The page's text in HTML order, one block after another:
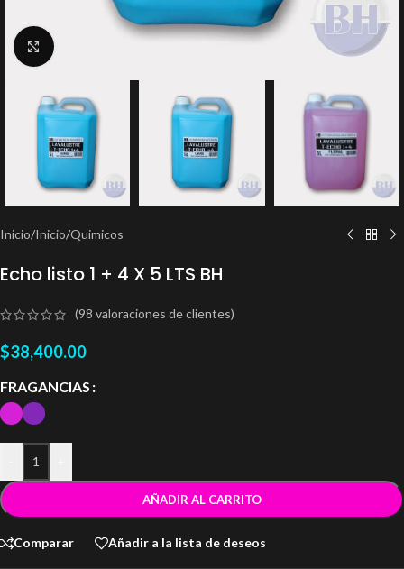
Clic para ampliar
Inicio/Inicio/Quimicos
Echo listo 1 + 4 X 5 LTS BH
(98 valoraciones de clientes)
$38,400.00
FRAGANCIAS
AÑADIR AL CARRITO
Comparar Añadir a la lista de deseos